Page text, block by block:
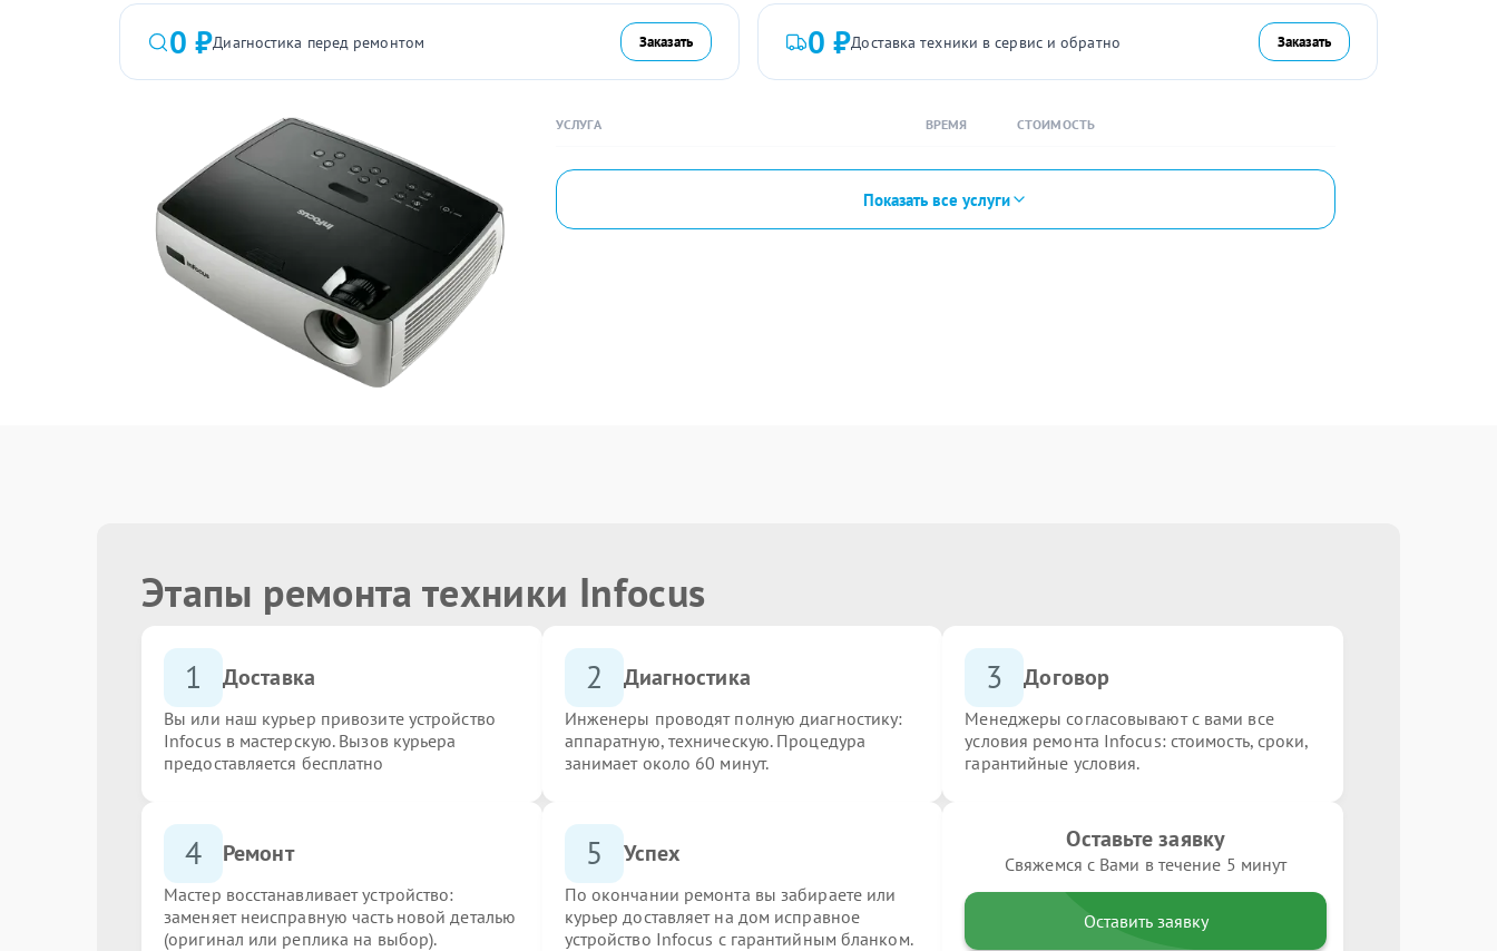
0 ₽Диагностика перед ремонтом Заказать 0 ₽Доставка техники в сервис и обратно Заказать
УСЛУГА ВРЕМЯ СТОИМОСТЬ
Показать все услуги
Этапы ремонта техники Infocus
1 Доставка
Вы или наш курьер привозите устройство
Infocus в мастерскую. Вызов курьера
предоставляется бесплатно
2 Диагностика
Инженеры проводят полную диагностику:
аппаратную, техническую. Процедура
занимает около 60 минут.
3 Договор
Менеджеры согласовывают с вами все
условия ремонта Infocus: стоимость, сроки,
гарантийные условия.
4 Ремонт
Мастер восстанавливает устройство:
заменяет неисправную часть новой деталью
(оригинал или реплика на выбор).
5 Успех
По окончании ремонта вы забираете или
курьер доставляет на дом исправное
устройство Infocus с гарантийным бланком.
Оставьте заявку
Свяжемся с Вами в течение 5 минут
Оставить заявку